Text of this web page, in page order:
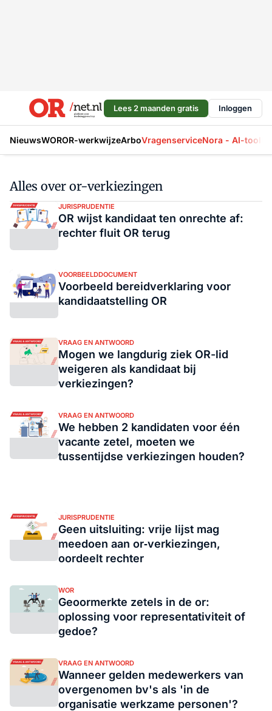
Lees 2 maanden gratis Inloggen
NieuwsWOROR-werkwijzeArboVragenserviceNora - AI-tool
Alles over or-verkiezingen
JURISPRUDENTIE
OR wijst kandidaat ten onrechte af:
rechter fluit OR terug
VOORBEELDDOCUMENT
Voorbeeld bereidverklaring voor
kandidaatstelling OR
VRAAG EN ANTWOORD
Mogen we langdurig ziek OR-lid
weigeren als kandidaat bij
verkiezingen?
VRAAG EN ANTWOORD
We hebben 2 kandidaten voor één
vacante zetel, moeten we
tussentijdse verkiezingen houden?
JURISPRUDENTIE
Geen uitsluiting: vrije lijst mag
meedoen aan or‑verkiezingen,
oordeelt rechter
WOR
Geoormerkte zetels in de or:
oplossing voor representativiteit of
gedoe?
VRAAG EN ANTWOORD
Wanneer gelden medewerkers van
overgenomen bv's als 'in de
organisatie werkzame personen'?